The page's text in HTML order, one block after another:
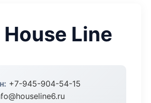
Line
+7-945-904-54-15